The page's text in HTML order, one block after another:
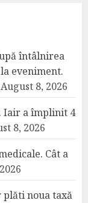
întâlnirea
eveniment.
August 8, 2026
Iair a împlinit 4
8, 2026
Cât a
plăti noua taxă